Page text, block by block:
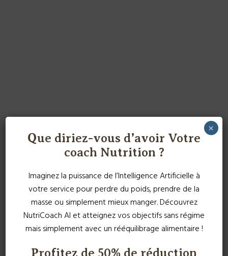
Que diriez-vous d’avoir Votre
coach Nutrition ?
Imaginez la puissance de l’Intelligence Artificielle à
votre service pour perdre du poids, prendre de la
masse ou simplement mieux manger. Découvrez
NutriCoach AI et atteignez vos objectifs sans régime
mais simplement avec un rééquilibrage alimentaire !
Profitez de 50% de réduction
×